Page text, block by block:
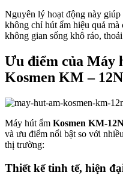
Nguyên lý hoạt động này giúp
không chỉ hút ẩm hiệu quả
không gian sống khô ráo,
Ưu điểm của Máy
Kosmen KM – 12N
Máy hút ẩm Kosmen KM-
và ưu điểm nổi bật so với
thị trường:
Thiết kế tinh tế, hiện